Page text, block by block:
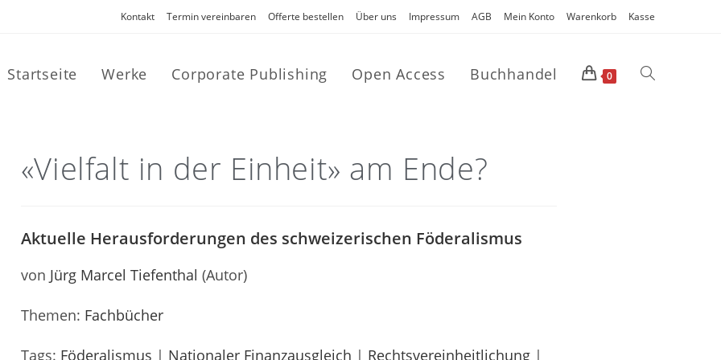
Kontakt Termin vereinbaren Offerte bestellen Über uns Impressum AGB Mein Konto Warenkorb Kasse
Startseite Werke Corporate Publishing Open Access Buchhandel 0
«Vielfalt in der Einheit» am Ende?
Aktuelle Herausforderungen des schweizerischen Föderalismus
von Jürg Marcel Tiefenthal (Autor)
Themen: Fachbücher
Tags: Föderalismus | Nationaler Finanzausgleich | Rechtsvereinheitlichung|